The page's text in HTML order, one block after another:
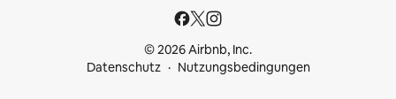
© 2026 Airbnb, Inc.
Datenschutz
Nutzungsbedingungen